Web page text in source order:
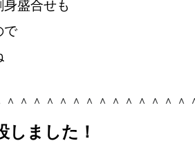
盛合せも
で
＾＾＾＾＾＾＾＾＾＾＾＾＾
しました！